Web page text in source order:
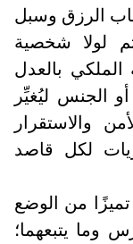
الرزق وسبل
لولا شخصية
بالعدل
الجنس ليُغيِّر
والاستقرار
لكل قاصد
من الوضع
وما يتبعهما؛